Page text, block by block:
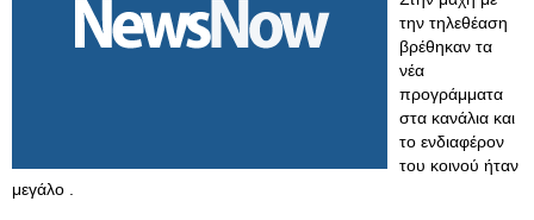
την τηλεθέαση
βρέθηκαν τα
νέα
προγράμματα
στα κανάλια και
το ενδιαφέρον
του κοινού ήταν
μεγάλο .